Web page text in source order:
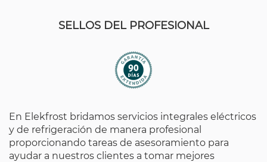
SELLOS DEL PROFESIONAL
En Elekfrost bridamos servicios integrales eléctricos
y de refrigeración de manera profesional
proporcionando tareas de asesoramiento para
ayudar a nuestros clientes a tomar mejores